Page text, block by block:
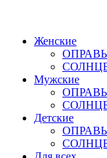
Женские
Мужские
Детские